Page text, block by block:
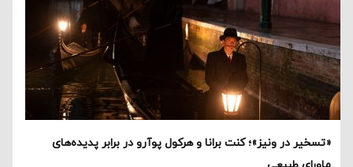
«تسخیر در ونیز»؛ کنت برانا و هرکول پوآرو در برابر پدیده‌های